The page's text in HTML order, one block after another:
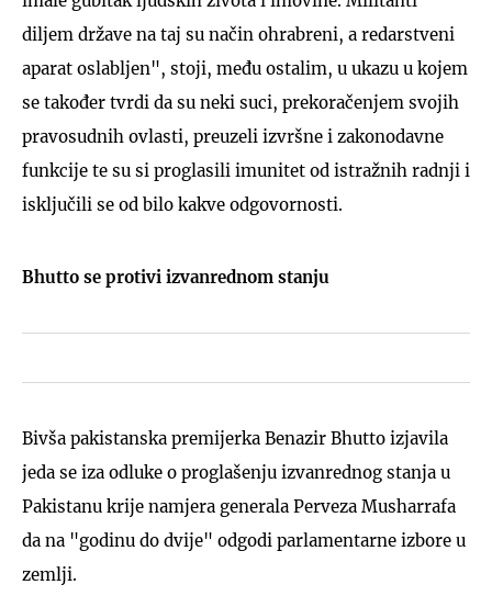
diljem države na taj su način ohrabreni, a redarstveni
aparat oslabljen", stoji, među ostalim, u ukazu u kojem
se također tvrdi da su neki suci, prekoračenjem svojih
pravosudnih ovlasti, preuzeli izvršne i zakonodavne
funkcije te su si proglasili imunitet od istražnih radnji i
isključili se od bilo kakve odgovornosti.
Bhutto se protivi izvanrednom stanju
Bivša pakistanska premijerka Benazir Bhutto izjavila
jeda se iza odluke o proglašenju izvanrednog stanja u
Pakistanu krije namjera generala Perveza Musharrafa
da na "godinu do dvije" odgodi parlamentarne izbore u
zemlji.